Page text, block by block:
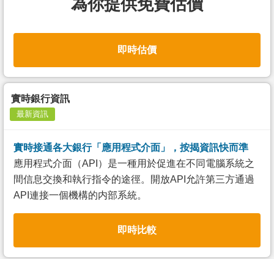
為你提供免費估價
即時估價
實時銀行資訊
最新資訊
實時接通各大銀行「應用程式介面」，按揭資訊快而準
應用程式介面（API）是一種用於促進在不同電腦系統之
間信息交換和執行指令的途徑。開放API允許第三方通過
API連接一個機構的内部系統。
即時比較